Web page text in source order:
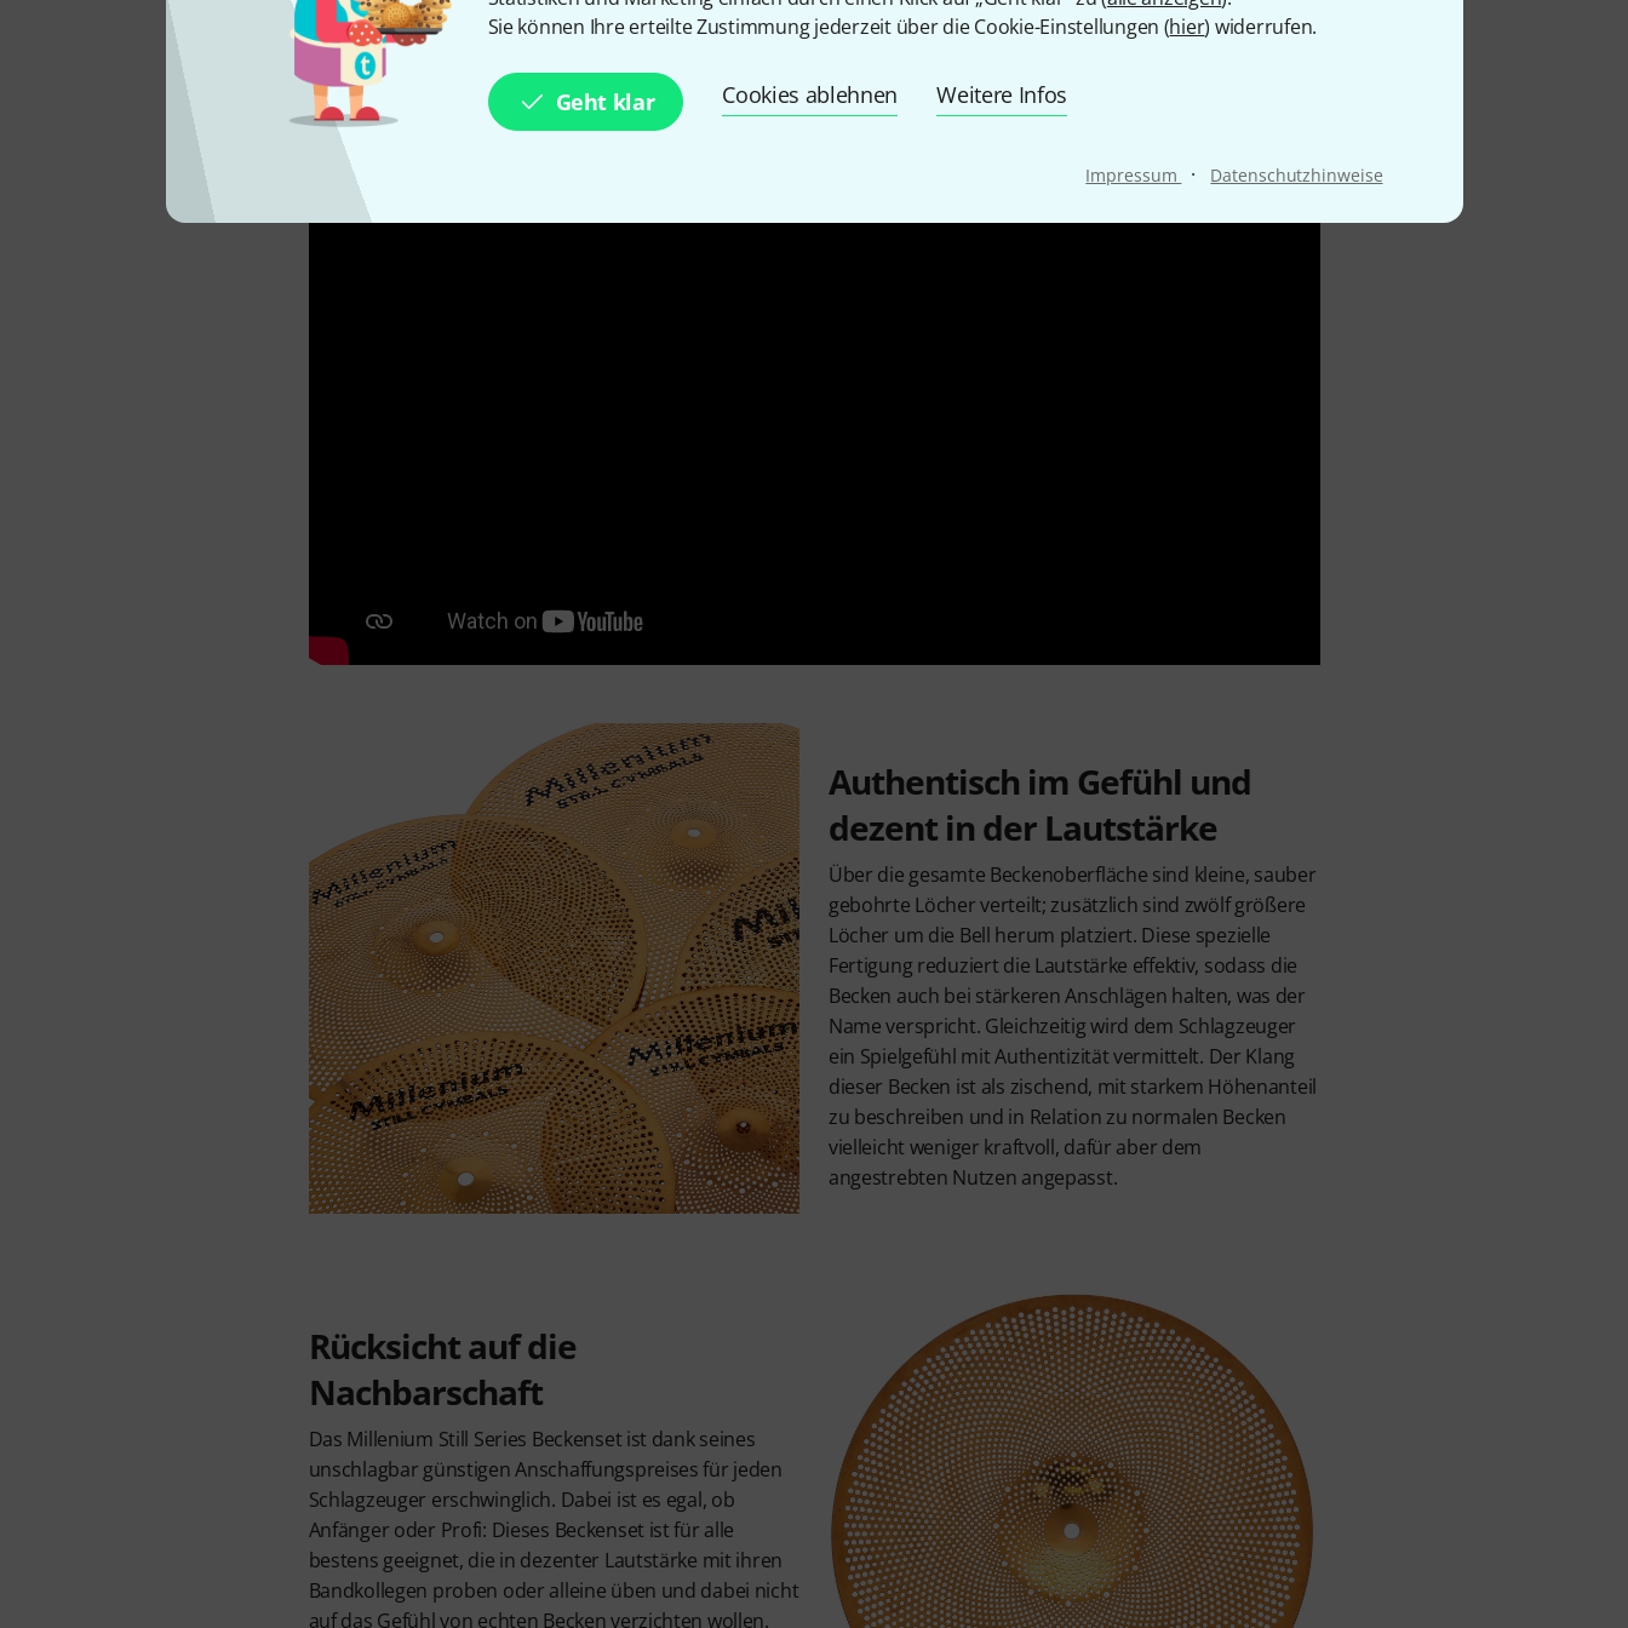
Sie können Ihre erteilte Zustimmung jederzeit über die Cookie-Einstellungen (hier) widerrufen.
Geht klar Cookies ablehnen Weitere Infos
Impressum · Datenschutzhinweise
ein 20“ Ride.
Authentisch im Gefühl und
dezent in der Lautstärke
Über die gesamte Beckenoberfläche sind kleine, sauber
gebohrte Löcher verteilt; zusätzlich sind zwölf größere
Löcher um die Bell herum platziert. Diese spezielle
Fertigung reduziert die Lautstärke effektiv, sodass die
Becken auch bei stärkeren Anschlägen halten, was der
Name verspricht. Gleichzeitig wird dem Schlagzeuger
ein Spielgefühl mit Authentizität vermittelt. Der Klang
dieser Becken ist als zischend, mit starkem Höhenanteil
zu beschreiben und in Relation zu normalen Becken
vielleicht weniger kraftvoll, dafür aber dem
angestrebten Nutzen angepasst.
Rücksicht auf die
Nachbarschaft
Das Millenium Still Series Beckenset ist dank seines
unschlagbar günstigen Anschaffungspreises für jeden
Schlagzeuger erschwinglich. Dabei ist es egal, ob
Anfänger oder Profi: Dieses Beckenset ist für alle
bestens geeignet, die in dezenter Lautstärke mit ihren
Bandkollegen proben oder alleine üben und dabei nicht
auf das Gefühl von echten Becken verzichten wollen.